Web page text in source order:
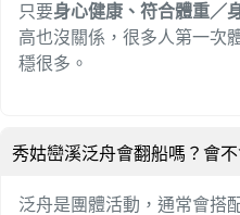
只要身心健康、符合體重／
高也沒關係，很多人第一次
穩很多。
秀姑巒溪泛舟會翻船嗎？會不
泛舟是團體活動，通常會搭